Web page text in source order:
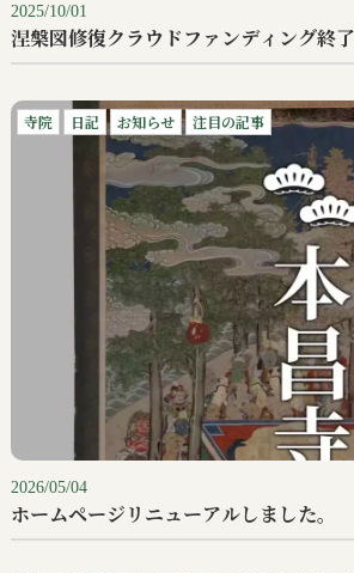
2025/10/01
涅槃図修復クラウドファンディング終
寺院 日記 お知らせ 注目の記事
2026/05/04
ホームページリニューアルしました。